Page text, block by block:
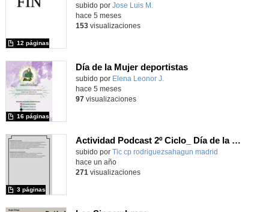
Contenido educativo.
subido por Jose Luis M.
12 páginas
hace 5 meses
153visualizaciones
Día de la Mujer deportistas
Contenido educativo.
subido por Elena Leonor J.
16 páginas
hace 5 meses
97visualizaciones
Actividad Podcast 2º Ciclo_ Día de la mujer
Contenido educativo.
subido por Tic cp rodriguezsahagun madrid
3 páginas
hace un año
271 visualizaciones